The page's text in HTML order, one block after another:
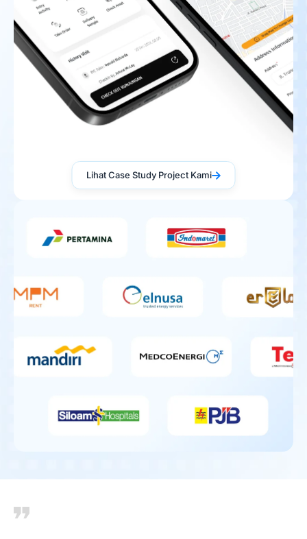
Lihat Case Study Project Kami